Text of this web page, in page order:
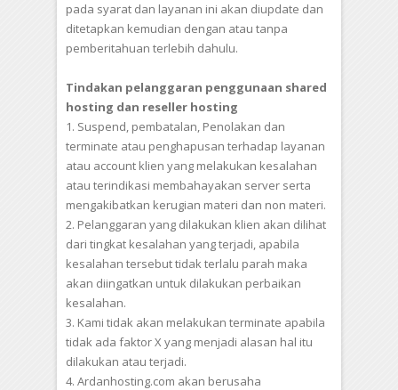
pada syarat dan layanan ini akan diupdate dan
ditetapkan kemudian dengan atau tanpa
pemberitahuan terlebih dahulu.
Tindakan pelanggaran penggunaan shared
hosting dan reseller hosting
1. Suspend, pembatalan, Penolakan dan
terminate atau penghapusan terhadap layanan
atau account klien yang melakukan kesalahan
atau terindikasi membahayakan server serta
mengakibatkan kerugian materi dan non materi.
2. Pelanggaran yang dilakukan klien akan dilihat
dari tingkat kesalahan yang terjadi, apabila
kesalahan tersebut tidak terlalu parah maka
akan diingatkan untuk dilakukan perbaikan
kesalahan.
3. Kami tidak akan melakukan terminate apabila
tidak ada faktor X yang menjadi alasan hal itu
dilakukan atau terjadi.
4. Ardanhosting.com akan berusaha